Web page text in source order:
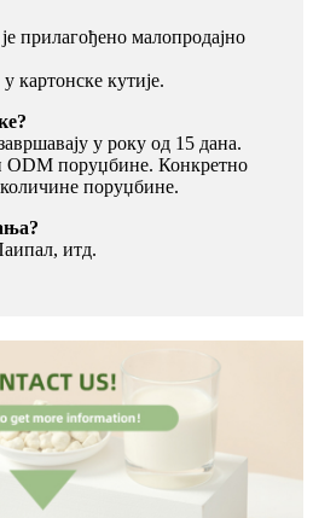
прилагођено малопродајно
картонске кутије.
у року од 15 дана.
ODM поруџбине. Конкретно
поруџбине.
итд.